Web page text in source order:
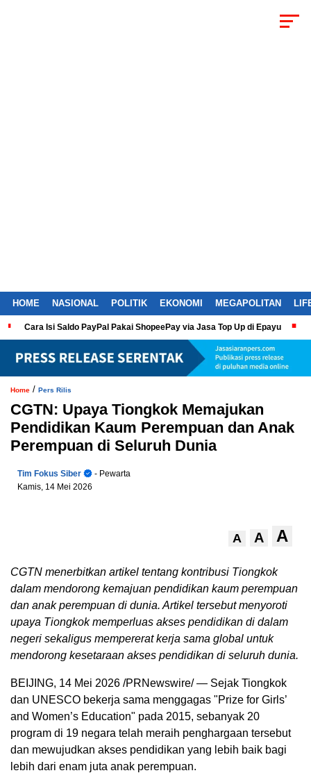
HOME NASIONAL POLITIK EKONOMI MEGAPOLITAN
Cara Isi Saldo PayPal Pakai ShopeePay via Jasa Top Up di Epayu
Home / Pers Rilis
CGTN: Upaya Tiongkok Memajukan
Pendidikan Kaum Perempuan dan Anak
Perempuan di Seluruh Dunia
Tim Fokus Siber
- Pewarta
Kamis, 14 Mei 2026
A A A
CGTN menerbitkan artikel tentang kontribusi Tiongkok
dalam mendorong kemajuan pendidikan kaum perempuan
dan anak perempuan di dunia. Artikel tersebut menyoroti
upaya Tiongkok memperluas akses pendidikan di dalam
negeri sekaligus mempererat kerja sama global untuk
mendorong kesetaraan akses pendidikan di seluruh dunia.
BEIJING, 14 Mei 2026 /PRNewswire/ — Sejak Tiongkok
dan UNESCO bekerja sama menggagas "Prize for Girls’
and Women’s Education" pada 2015, sebanyak 20
program di 19 negara telah meraih penghargaan tersebut
dan mewujudkan akses pendidikan yang lebih baik bagi
lebih dari enam juta anak perempuan.